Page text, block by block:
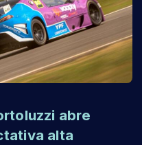
abre
alta